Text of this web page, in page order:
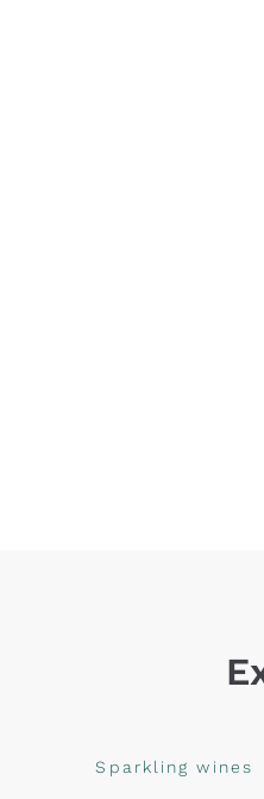
Sparkling wines